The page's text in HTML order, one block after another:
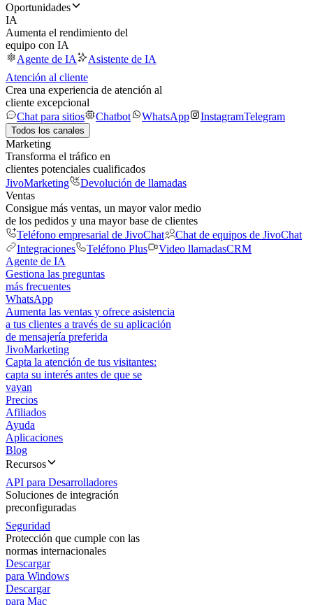
Oportunidades
IA
Aumenta el rendimiento del
equipo con IA
Agente de IA
Asistente de IA
Atención al cliente
Crea una experiencia de atención al
cliente excepcional
Chat para sitios
Chatbot WhatsApp InstagramTelegram
Todos los canales
Marketing
Transforma el tráfico en
clientes potenciales cualificados
JivoMarketing
Devolución de llamadas
Ventas
Consigue más ventas, un mayor valor medio
de los pedidos y una mayor base de clientes
Teléfono empresarial de JivoChat
Chat de equipos de JivoChat
Integraciones
Teléfono Plus Video llamadasCRM
Agente de IA
Gestiona las preguntas
más frecuentes
WhatsApp
Aumenta las ventas y ofrece asistencia
a tus clientes a través de su aplicación
de mensajería preferida
JivoMarketing
Capta la atención de tus visitantes:
capta su interés antes de que se
vayan
Precios
Afiliados
Ayuda
Aplicaciones
Blog
Recursos
API para Desarrolladores
Soluciones de integración
preconfiguradas
Seguridad
Protección que cumple con las
normas internacionales
Descargar
para Windows
Descargar
para Mac